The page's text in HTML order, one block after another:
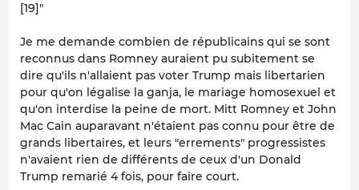
[19]"
Je me demande combien de républicains qui se sont
reconnus dans Romney auraient pu subitement se
dire qu'ils n'allaient pas voter Trump mais libertarien
pour qu'on légalise la ganja, le mariage homosexuel et
qu'on interdise la peine de mort. Mitt Romney et John
Mac Cain auparavant n'étaient pas connu pour être de
grands libertaires, et leurs "errements" progressistes
n'avaient rien de différents de ceux d'un Donald
Trump remarié 4 fois, pour faire court.